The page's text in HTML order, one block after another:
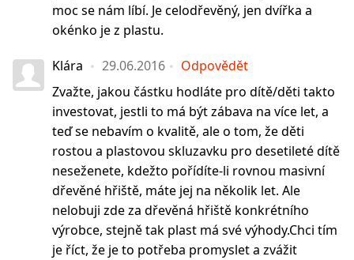
moc se nám líbí. Je celodřevěný, jen dvířka a
okénko je z plastu.
Klára 29.06.2016
Odpovědět
Zvažte, jakou částku hodláte pro dítě/děti takto
investovat, jestli to má být zábava na více let, a
teď se nebavím o kvalitě, ale o tom, že děti
rostou a plastovou skluzavku pro desetileté dítě
neseženete, kdežto pořídíte-li rovnou masivní
dřevěné hřiště, máte jej na několik let. Ale
nelobuji zde za dřevěná hřiště konkrétního
výrobce, stejně tak plast má své výhody.Chci tím
je říct, že je to potřeba promyslet a zvážit